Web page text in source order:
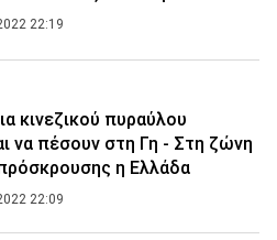
22:19
κινεζικού πυραύλου
να πέσουν στη Γη - Στη ζώνη
η Ελλάδα
22:09